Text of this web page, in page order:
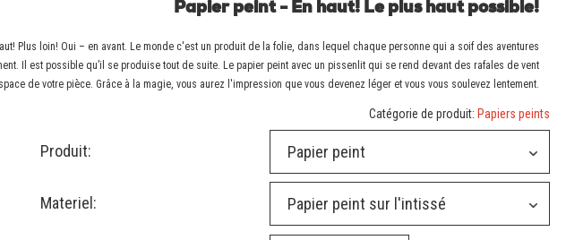
Papier peint - En haut! Le plus haut possible!
Plus loin! Oui – en avant. Le monde c'est un produit de la folie, dans lequel chaque personne qui a soif des aventures
Il est possible qu’il se produise tout de suite. Le papier peint avec un pissenlit qui se rend devant des rafales de vent
de votre pièce. Grâce à la magie, vous aurez l'impression que vous devenez léger et vous vous soulevez lentement.
Catégorie de produit: Papiers peints
Produit: Papier peint
Materiel: Papier peint sur l'intissé